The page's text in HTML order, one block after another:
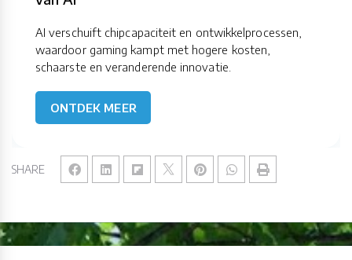
SHARE
AI verschuift chipcapaciteit en ontwikkelprocessen,
waardoor gaming kampt met hogere kosten,
schaarste en veranderende innovatie.
ONTDEK MEER